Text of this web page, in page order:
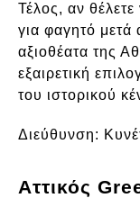
Τέλος, αν θέλετε
για φαγητό
αξιοθέατα της
εξαιρετική
του ιστορικού
Διεύθυνση:
Αττικός